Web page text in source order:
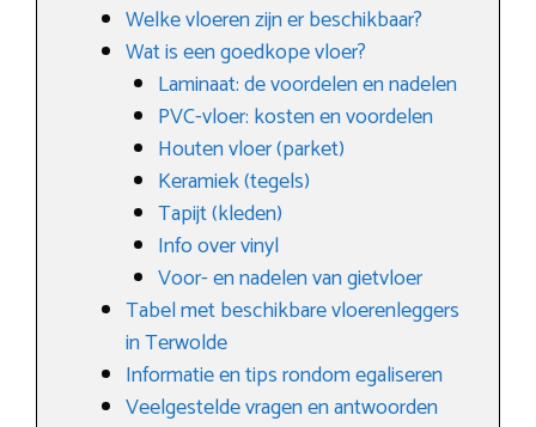
Welke vloeren zijn er beschikbaar?
Wat is een goedkope vloer?
Laminaat: de voordelen en nadelen
PVC-vloer: kosten en voordelen
Houten vloer (parket)
Keramiek (tegels)
Tapijt (kleden)
Info over vinyl
Voor- en nadelen van gietvloer
Tabel met beschikbare vloerenleggers
in Terwolde
Informatie en tips rondom egaliseren
Veelgestelde vragen en antwoorden